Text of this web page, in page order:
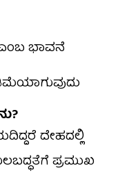
ಭಾವನೆ
ದೇಹದಲ್ಲಿ
ಪ್ರಮುಖ